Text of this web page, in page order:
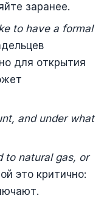
заранее.
to have a formal
для открытия
and under what
to natural gas, or
это критично: